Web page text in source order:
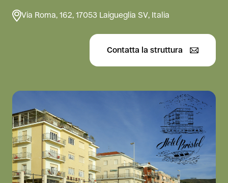
Via Roma, 162, 17053 Laigueglia SV, Italia
Contatta la struttura